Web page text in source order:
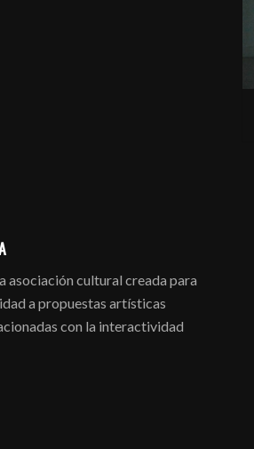
asociación cultural creada para
a propuestas artísticas
con la interactividad